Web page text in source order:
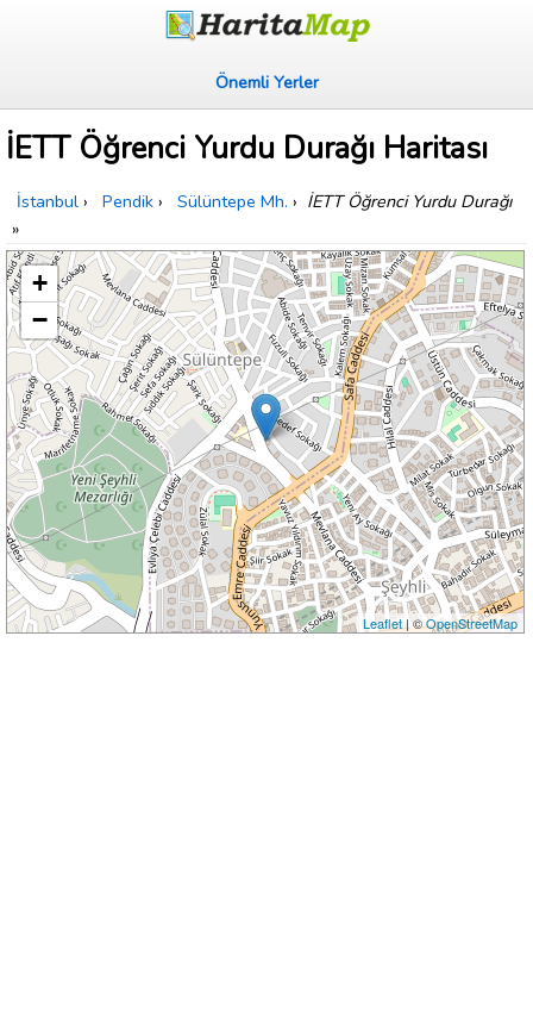
Önemli Yerler
İETT Öğrenci Yurdu Durağı Haritası
İstanbul › Pendik › Sülüntepe Mh. › İETT Öğrenci Yurdu Durağı
»
+
−
Leaflet| ©OpenStreetMap